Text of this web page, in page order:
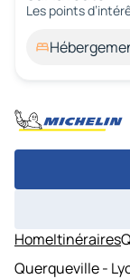
Les points
HomeItinéraires
Querqueville -